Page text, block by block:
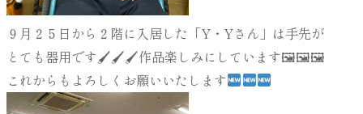
９月２５日から２階に入居した「Y・Yさん」は手先が
とても器用です🖌🖌🖌作品楽しみにしています🖼🖼🖼
これからもよろしくお願いいたします